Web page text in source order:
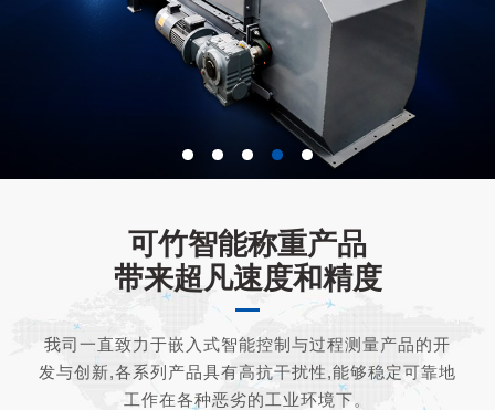
可竹智能称重产品
带来超凡速度和精度
我司一直致力于嵌入式智能控制与过程测量产品的开
发与创新,各系列产品具有高抗干扰性,能够稳定可靠地
工作在各种恶劣的工业环境下。